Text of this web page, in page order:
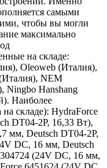
самыми
чтобы вы могли
максимально
на складе:
Oleoweb (Италия),
NEM
Ningbo Hanshang
Наиболее
складе): HydraForce
DT04-2P, 16,33 Вт),
мм, Deutsch DT04-2P,
DC, 16 мм, Deutsch
(24V DC, 16 мм,